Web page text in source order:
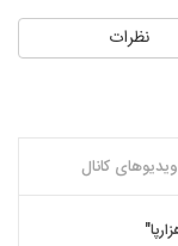
نظرات
ویدیوهای کانال